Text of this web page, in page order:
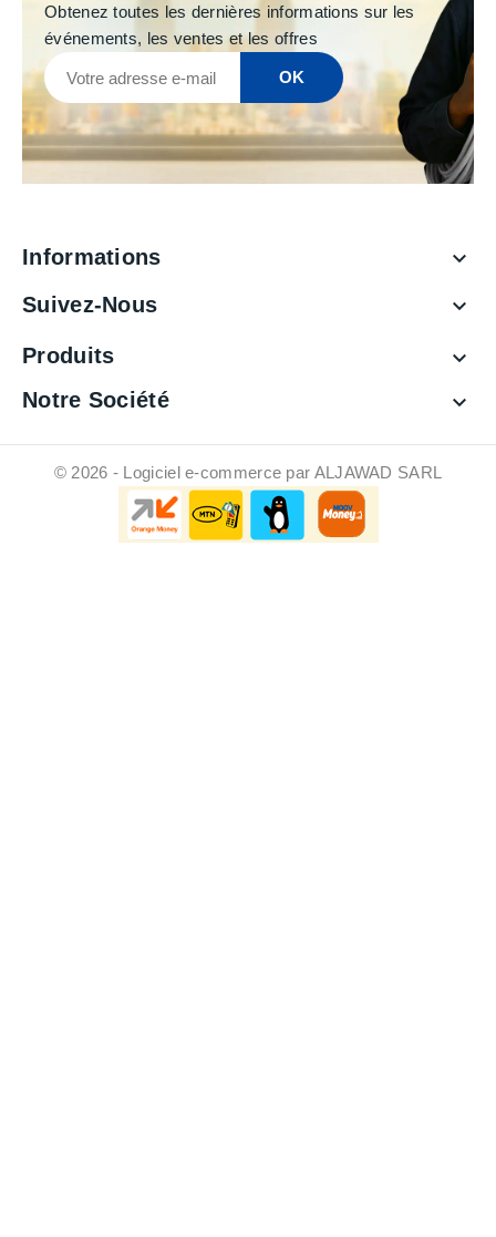
Obtenez toutes les dernières informations sur les
événements, les ventes et les offres
Informations 
Suivez-Nous 
Produits 
Notre Société 
© 2026 - Logiciel e-commerce par ALJAWAD SARL